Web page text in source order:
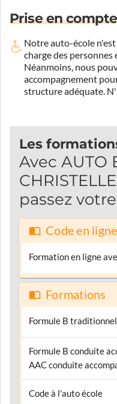
Prise en
Notre auto-école n'est
charge des
Néanmoins, nous
accompagnement
structure adéquate.
Les
Avec AUTO
passez
Code en ligne
Formation en ligne
Formations
Formule B
Formule B conduite
AAC conduite
Code à l'auto école